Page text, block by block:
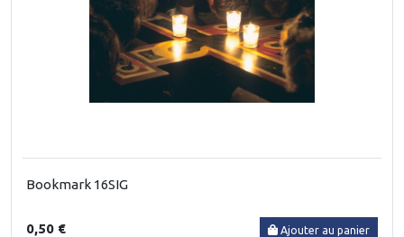
Bookmark 16SIG
0,50 € Ajouter au panier